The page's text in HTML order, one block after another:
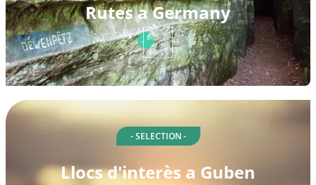
Rutes a Germany
- SELECTION -
Llocs d'interès a Guben